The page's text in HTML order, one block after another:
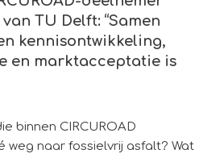
TU Delft: “Samen
kennisontwikkeling,
en marktacceptatie is
binnen CIRCUROAD
weg naar fossielvrij asfalt? Wat